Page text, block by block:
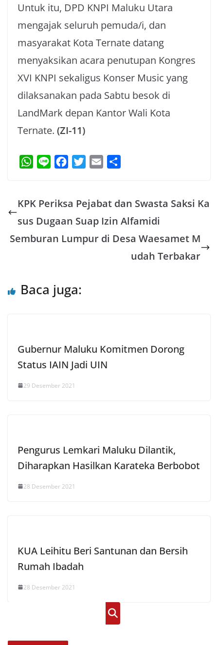
Untuk itu, DPD KNPI Maluku Utara
mengajak seluruh pemuda/i, dan
masyarakat Kota Ternate datang
menyaksikan acara penutupan Kongres
XVI KNPI sekaligus Konser Music yang
dilaksanakan pada Sabtu besok di
LandMark depan Kantor Wali Kota
Ternate. (ZI-11)
W
t
s
p
e
e
o
t
r
i
l
r
e
KPK Periksa Pejabat dan Swasta Saksi Ka
sus Dugaan Suap Izin Alfamidi
Semburan Lumpur di Desa Waesamet M
udah Terbakar
Baca juga:
Gubernur Maluku Komitmen Dorong
Status IAIN Jadi UIN
29 Desember 2021
Pengurus Lemkari Maluku Dilantik,
Diharapkan Hasilkan Karateka Berbobot
28 Desember 2021
KUA Leihitu Beri Santunan dan Bersih
Rumah Ibadah
28 Desember 2021
Cari